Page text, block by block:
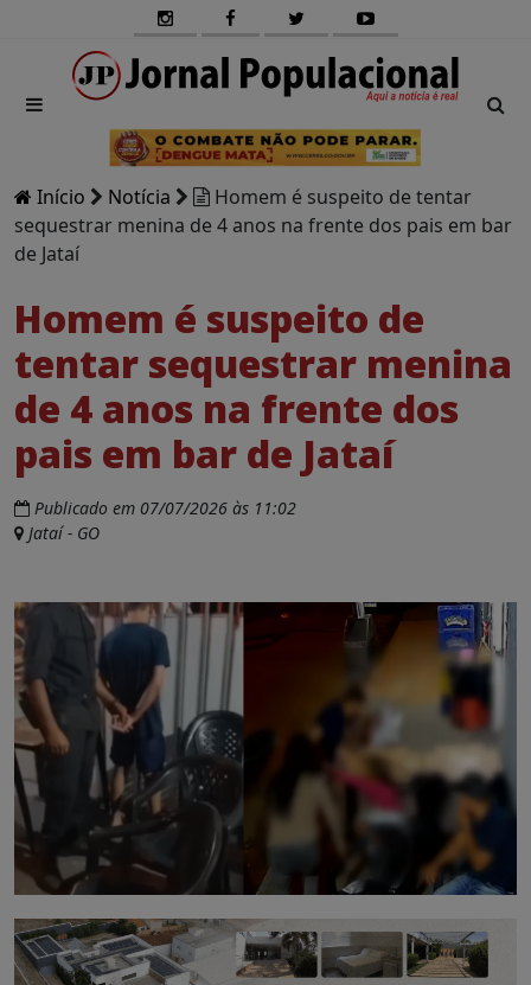
Início Notícia
Homem é suspeito de tentar
sequestrar menina de 4 anos na frente dos pais em bar
de Jataí
Homem é suspeito de
tentar sequestrar menina
de 4 anos na frente dos
pais em bar de Jataí
Publicado em 07/07/2026 às 11:02
Jataí - GO